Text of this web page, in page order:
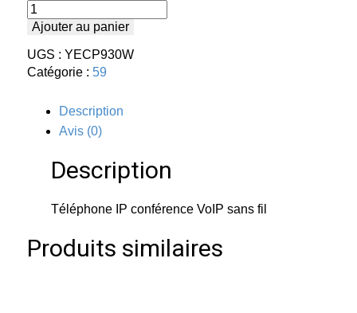
quantité
de
YEALINK
CP930W
Ajouter au panier
UGS :YECP930W
Catégorie : 59
Description
Avis (0)
Description
Téléphone IP conférence VoIP sans fil
Produits similaires